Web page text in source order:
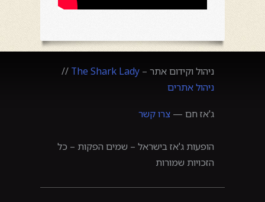
ניהול וקידום אתר – The Shark Lady
//
ניהול אתרים
ג'אז חם — צרו קשר
הופעות ג'אז בישראל – שמים הפקות – כל
הזכויות שמורות